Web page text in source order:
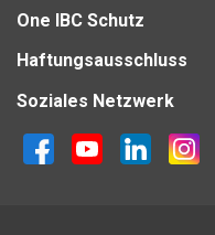
One IBC Schutz
Haftungsausschluss
Soziales Netzwerk